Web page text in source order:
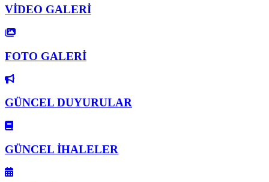
VİDEO GALERİ
FOTO GALERİ
GÜNCEL DUYURULAR
GÜNCEL İHALELER